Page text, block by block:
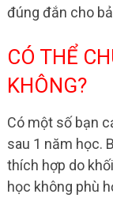
đúng đắn cho
CÓ THỂ
KHÔNG?
Có một số bạn
sau 1 năm học.
thích hợp do
học không phù